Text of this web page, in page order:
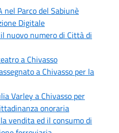
Parco del Sabiunè
Digitale
nuovo numero di Città di
a Chivasso
a Chivasso per la
Varley a Chivasso per
onoraria
vendita ed il consumo di